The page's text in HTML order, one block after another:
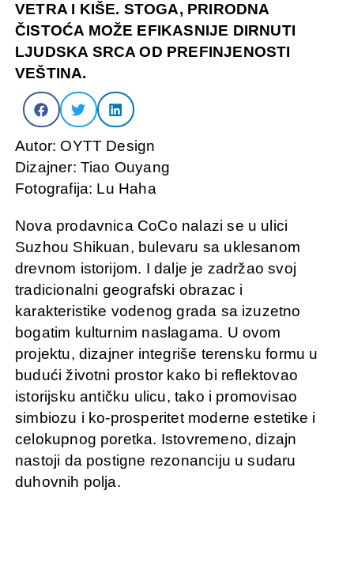
VETRA I KIŠE. STOGA, PRIRODNA
ČISTOĆA MOŽE EFIKASNIJE DIRNUTI
LJUDSKA SRCA OD PREFINJENOSTI
VEŠTINA.
Autor: OYTT Design
Dizajner: Tiao Ouyang
Fotografija: Lu Haha
Nova prodavnica CoCo nalazi se u ulici
Suzhou Shikuan, bulevaru sa uklesanom
drevnom istorijom. I dalje je zadržao svoj
tradicionalni geografski obrazac i
karakteristike vodenog grada sa izuzetno
bogatim kulturnim naslagama. U ovom
projektu, dizajner integriše terensku formu u
budući životni prostor kako bi reflektovao
istorijsku antičku ulicu, tako i promovisao
simbiozu i ko-prosperitet moderne estetike i
celokupnog poretka. Istovremeno, dizajn
nastoji da postigne rezonanciju u sudaru
duhovnih polja.